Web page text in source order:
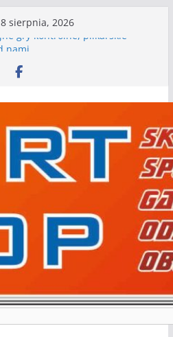
sierpnia, 2026
gry kontrolne, piłkarskie
w I Edycji Lidze Szóstek Piłki
zespoły w toku przygotowań
naszych piłkarskich
nami
pierwszą edycję Ligi Szóstek w